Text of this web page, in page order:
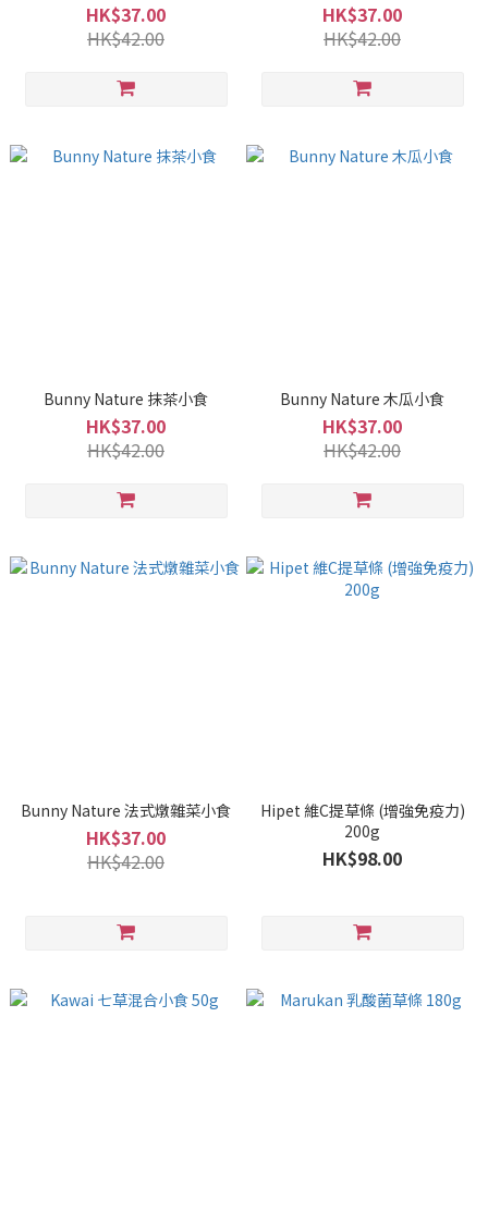
HK$37.00
HK$42.00
HK$37.00
HK$42.00
Bunny Nature 抹茶小食
HK$37.00
HK$42.00
Bunny Nature 木瓜小食
HK$37.00
HK$42.00
Bunny Nature 法式燉雜菜小食
HK$37.00
HK$42.00
Hipet 維C提草條 (增強免疫力)
200g
HK$98.00